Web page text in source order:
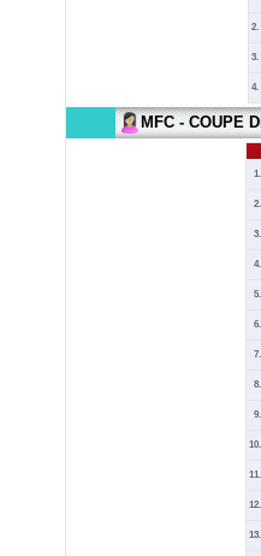
2.
3.
4.
MFC - COUPE
1.
2.
3.
4.
5.
6.
7.
8.
9.
10.
11.
12.
13.